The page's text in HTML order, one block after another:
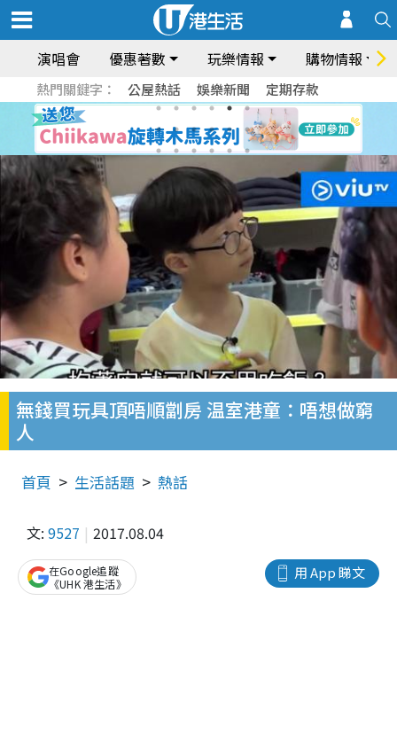
演唱會 優惠著數 玩樂情報 購物情報
熱門關鍵字： 公屋熱話 娛樂新聞 定期存款
無錢買玩具頂唔順劏房 温室港童：唔想做窮
人
首頁 生活話題 熱話
文: 9527 2017.08.04
用 App 睇文
在Google追蹤
《UHK 港生活》